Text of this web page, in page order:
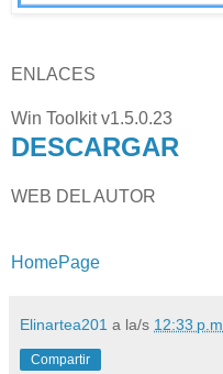
ENLACES
Win Toolkit v1.5.0.23
DESCARGAR
WEB DEL AUTOR
HomePage
Elinartea201 a la/s 12:33 p.m.
Compartir